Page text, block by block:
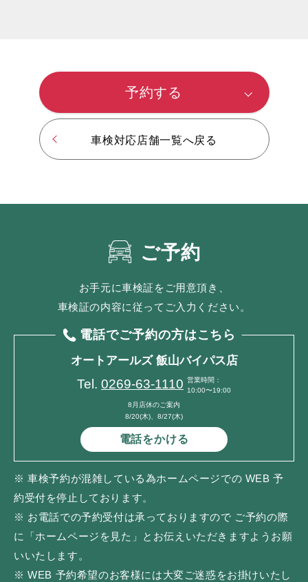
予約する
車検対応店舗一覧へ戻る
ご予約
お手元に車検証をご用意頂き、
車検証の内容に従ってご入力ください。
電話でご予約の方はこちら
オートアールズ 飯山バイパス店
Tel. 0269-63-1110 営業時間：
10:00〜19:00
8月店休のご案内
8/20(木)、8/27(木)
電話をかける
※ 車検予約が混雑している為ホームページでの WEB 予
約受付を停止しております。
※ お電話での予約受付は承っておりますので ご予約の際
に「ホームページを見た」とお伝えいただきますようお願
いいたします。
※ WEB 予約希望のお客様には大変ご迷惑をお掛けいたし